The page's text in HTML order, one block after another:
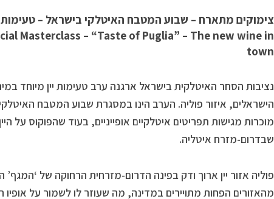
Masterclass – “Taste of Puglia” – The new wine in
town
נציבות הסחר האיטלקית בישראל ארגנה ערב טעימות יין מיוחד
הישראלים, איזור פוליה. הערב הינו במסגרת שבוע המטבח
מוכרות מגישות תפריטים איטלקיים אופייניים, בעוד שהפוקוס על
שבדרום-מזרח איטליה.
פוליה אזור יין ארוך ודק בפינה הדרום-מזרחית הרחוקה של
מהאזורים הפחות מתויירים במדינה, מה שעוזר לו לשמור על אופיו